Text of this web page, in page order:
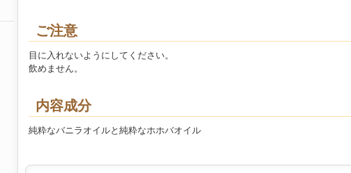
ご注意
目に入れないようにしてください。
飲めません。
内容成分
純粋なバニラオイルと純粋なホホバオイル